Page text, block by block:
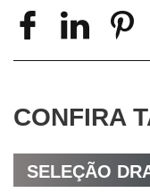
CONFIRA
SELEÇÃO